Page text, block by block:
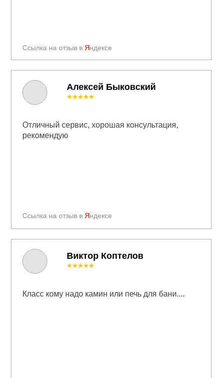
Ссылка на отзыв в Яндексе
Алексей Быковский
Ссылка на отзыв в Яндексе
★★★★★
Отличный сервис, хорошая консультация,
рекомендую
★★★★★
Класс кому надо камин или печь для бани....
Виктор Коптелов